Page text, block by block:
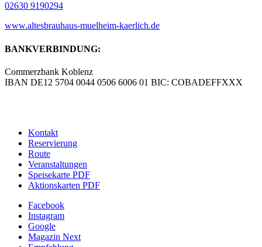
02630 9190294
www.altesbrauhaus-muelheim-kaerlich.de
BANKVERBINDUNG:
Commerzbank Koblenz
IBAN DE12 5704 0044 0506 6006 01 BIC: COBADEFFXXX
Kontakt
Reservierung
Route
Veranstaltungen
Speisekarte PDF
Aktionskarten PDF
Facebook
Instagram
Google
Magazin Next